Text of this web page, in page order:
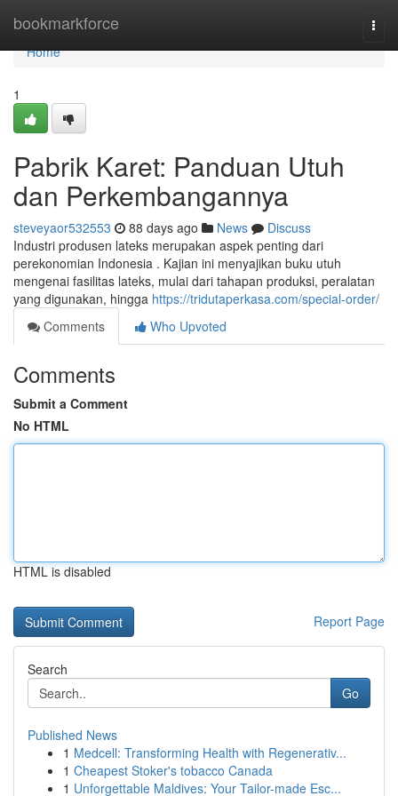
bookmarkforce
Home
Home
1
Pabrik Karet: Panduan Utuh
dan Perkembangannya
steveyaor532553 88 days ago News
Discuss
Industri produsen lateks merupakan aspek penting dari
perekonomian Indonesia . Kajian ini menyajikan buku utuh
mengenai fasilitas lateks, mulai dari tahapan produksi, peralatan
yang digunakan, hingga https://tridutaperkasa.com/special-order/
Comments
Who Upvoted
Comments
Submit a Comment
No HTML
HTML is disabled
Report Page
Search
Go
Published News
1 Medcell: Transforming Health with Regenerativ...
1 Cheapest Stoker's tobacco Canada
1 Unforgettable Maldives: Your Tailor-made Esc...